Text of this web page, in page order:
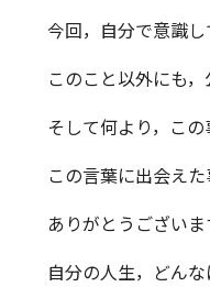
今回，自分で意識
このこと以外にも
そして何より，こ
この言葉に出会えた
ありがとうございま
自分の人生，どん